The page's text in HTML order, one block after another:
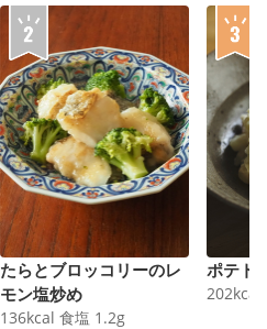
たらとブロッコリーのレ
モン塩炒め
136kcal 食塩 1.2g
ポテト
202kcal